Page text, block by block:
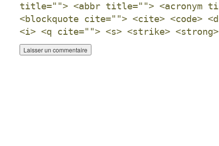
title=""> <abbr title=""> <acronym
<blockquote cite=""> <cite> <code>
<i> <q cite=""> <s> <strike> <strong>